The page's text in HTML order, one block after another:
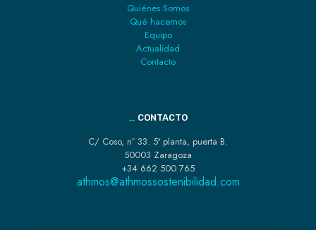
Quiénes Somos
Qué hacemos
Equipo
Actualidad
Contacto
CONTACTO
C/ Coso, nº 33. 5ª planta, puerta B.
50003 Zaragoza
+34 662 500 765
athmos@athmossostenibilidad.com